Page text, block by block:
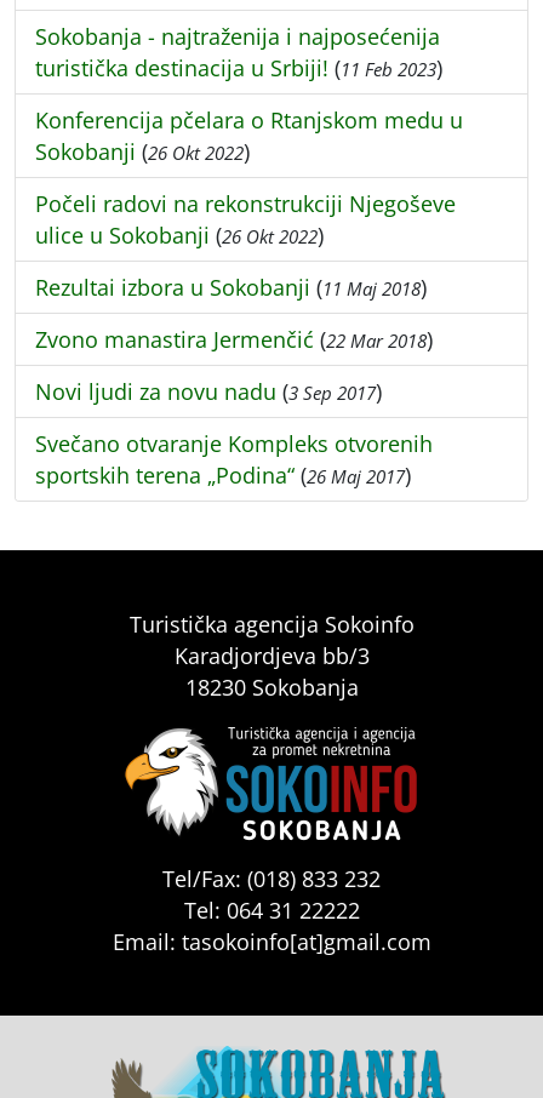
Sokobanja - najtraženija i najposećenija
turistička destinacija u Srbiji! (11 Feb 2023)
Konferencija pčelara o Rtanjskom medu u
Sokobanji (26 Okt 2022)
Počeli radovi na rekonstrukciji Njegoševe
ulice u Sokobanji (26 Okt 2022)
Rezultai izbora u Sokobanji (11 Maj 2018)
Zvono manastira Jermenčić (22 Mar 2018)
Novi ljudi za novu nadu (3 Sep 2017)
Svečano otvaranje Kompleks otvorenih
sportskih terena „Podina“ (26 Maj 2017)
Turistička agencija Sokoinfo
Karadjordjeva bb/3
18230 Sokobanja
Tel/Fax: (018) 833 232
Tel: 064 31 22222
Email: tasokoinfo[at]gmail.com